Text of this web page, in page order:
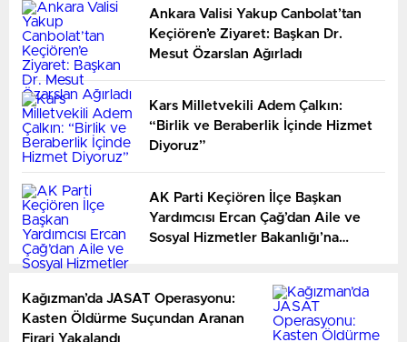
Ankara Valisi Yakup Canbolat’tan
Keçiören’e Ziyaret: Başkan Dr.
Mesut Özarslan Ağırladı
Kars Milletvekili Adem Çalkın:
“Birlik ve Beraberlik İçinde Hizmet
Diyoruz”
AK Parti Keçiören İlçe Başkan
Yardımcısı Ercan Çağ’dan Aile ve
Sosyal Hizmetler Bakanlığı’na
Kağızman’da JASAT Operasyonu:
Kasten Öldürme Suçundan Aranan
Firari Yakalandı